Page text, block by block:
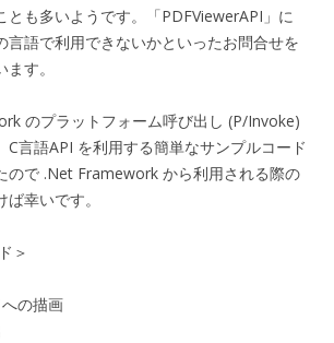
とも多いようです。「PDFViewerAPI」に
言語で利用できないかといったお問合せを
す。
のプラットフォーム呼び出し (P/Invoke)
C言語API を利用する簡単なサンプルコード
ので .Net Framework から利用される際の
幸いです。
＞
の描画